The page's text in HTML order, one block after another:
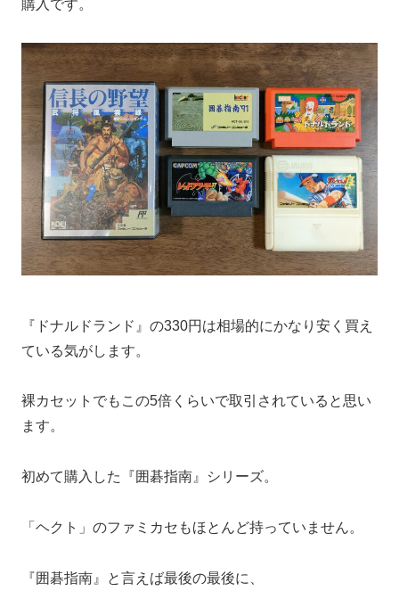
購入です。
『ドナルドランド』の330円は相場的にかなり安く買え
ている気がします。
裸カセットでもこの5倍くらいで取引されていると思い
ます。
初めて購入した『囲碁指南』シリーズ。
「ヘクト」のファミカセもほとんど持っていません。
『囲碁指南』と言えば最後の最後に、